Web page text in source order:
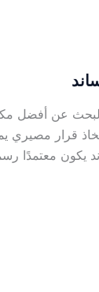
عن أفضل
قرار مصيري
يكون معتمدًا